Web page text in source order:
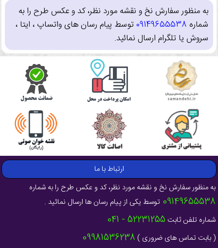
به منظور سفارش نخ و نقشه مورد نظر، کد و عکس طرح را به
شماره 09149655538توسط پیام رسان های واتساپ ، ایتا ،
سروش یا تلگرام ارسال نمائید.
ارتباط با ما
به منظور سفارش نخ و نقشه مورد نظر، کد و عکس طرح را به شماره
09149655538 توسط یکی از پیام رسان ها ارسال نمائید .
شماره تلفن ثابت 52231255 - 041
( بابت تماس های ضروری ) 09981536238